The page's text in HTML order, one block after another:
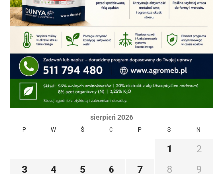
sierpień 2026
P W Ś C P S N
1
2
3
4 5 6 7 8
9